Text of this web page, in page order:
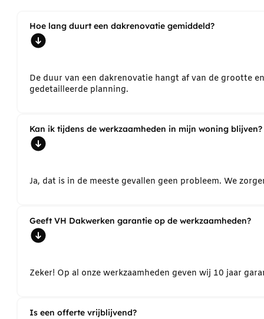
Hoe lang duurt een dakrenovatie gemiddeld?
De duur van een dakrenovatie hangt af van de grootte
gedetailleerde planning.
Kan ik tijdens de werkzaamheden in mijn woning blijven?
Ja, dat is in de meeste gevallen geen probleem. We
Geeft VH Dakwerken garantie op de werkzaamheden?
Zeker! Op al onze werkzaamheden geven wij 10 jaar
Is een offerte vrijblijvend?